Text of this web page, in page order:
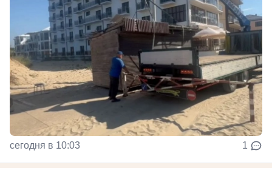
сегодня в 10:03 1